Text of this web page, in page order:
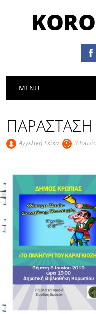
Main menu
MENU
ΠΑΡΑΣΤΑΣΗ
Αγγελική Γκίκα 3